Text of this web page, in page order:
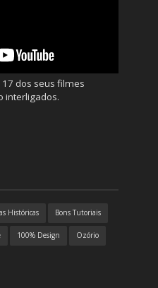
17 dos seus filmes
interligados.
Históricas Bons Tutoriais
100% Design Ozório